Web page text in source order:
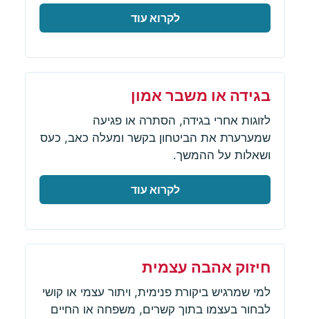
לקרוא עוד
בגידה או משבר אמון
לזוגות אחרי בגידה, הסתרה או פגיעה
שמערערת את הביטחון בקשר ומעלה כאב, כעס
ושאלות על ההמשך.
לקרוא עוד
חיזוק אהבה עצמית
למי שמרגיש ביקורת פנימית, ויתור עצמי או קושי
לבחור בעצמו בתוך קשרים, משפחה או החיים